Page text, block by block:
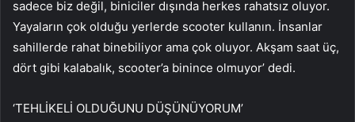
sadece biz değil, biniciler dışında herkes rahatsız oluyor.
Yayaların çok olduğu yerlerde scooter kullanın. İnsanlar
sahillerde rahat binebiliyor ama çok oluyor. Akşam saat üç,
dört gibi kalabalık, scooter’a binince olmuyor’ dedi.
‘TEHLİKELİ OLDUĞUNU DÜŞÜNÜYORUM’